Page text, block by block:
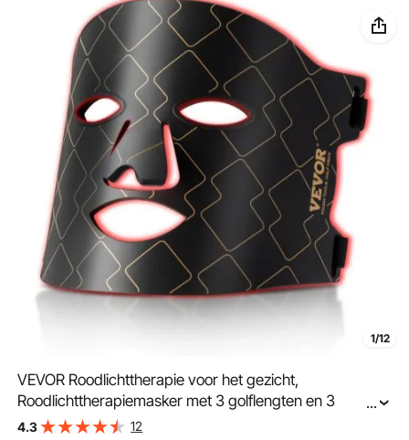
1/12
VEVOR Roodlichttherapie voor het gezicht,
Roodlichttherapiemasker met 3 golflengten en 3
intensiteitsniveaus, LED-gezichtsmasker met
...
4.3 12